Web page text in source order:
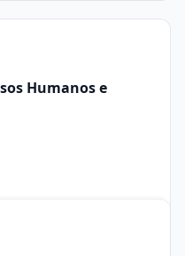
Humanos e